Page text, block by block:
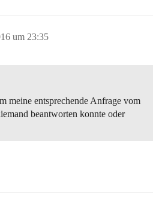
um 23:35
meine entsprechende Anfrage vom
beantworten konnte oder